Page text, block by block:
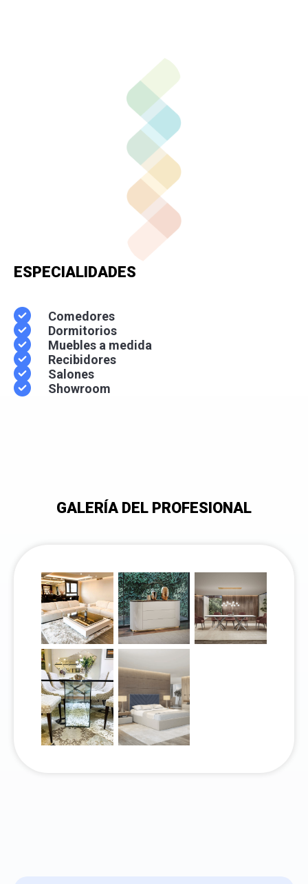
ESPECIALIDADES
Comedores
Dormitorios
Muebles a medida
Recibidores
Salones
Showroom
GALERÍA DEL PROFESIONAL